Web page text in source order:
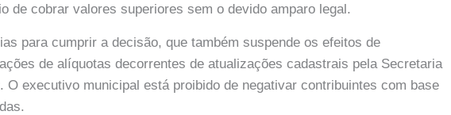
de cobrar valores superiores sem o devido amparo legal.
para cumprir a decisão, que também suspende os efeitos de
de alíquotas decorrentes de atualizações cadastrais pela Secretaria
O executivo municipal está proibido de negativar contribuintes com base